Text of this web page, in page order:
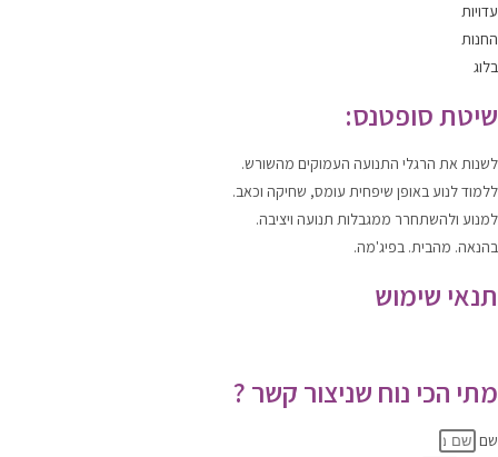
עדויות
החנות
בלוג
שיטת סופטנס:
לשנות את הרגלי התנועה העמוקים מהשורש.
ללמודלנועבאופן שיפחית עומס, שחיקה וכאב.
למנוע ולהשתחרר ממגבלות תנועה ויציבה.
בהנאה. מהבית. בפיג'מה.
תנאי שימוש
מתי הכי נוח שניצור קשר ?
שם